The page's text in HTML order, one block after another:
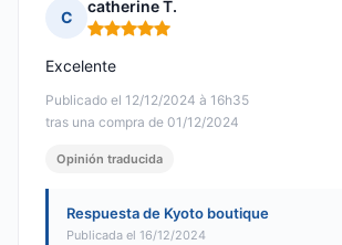
C
catherine T.
Nota: 5 de 5
Publicado el 12/12/2024 à 16h35
tras una compra de 01/12/2024
Excelente
Opinión traducida
Respuesta de Kyoto boutique
Publicada el 16/12/2024